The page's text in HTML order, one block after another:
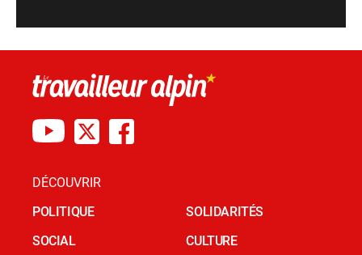
DÉCOUVRIR
POLITIQUE
SOCIAL
SOLIDARITÉS
CULTURE